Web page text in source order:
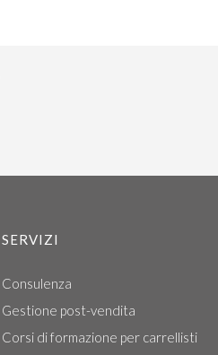
SERVIZI
Consulenza
Gestione post-vendita
Corsi di formazione per carrellisti